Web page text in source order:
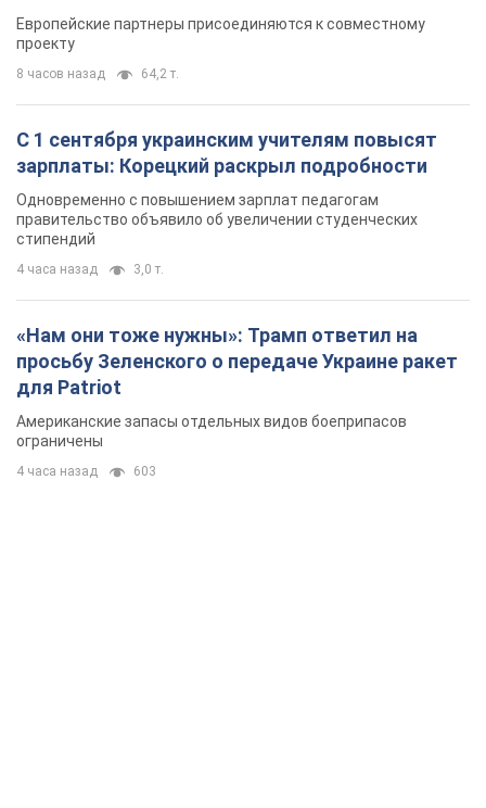
Видео
Европейские партнеры присоединяются к совместному
проекту
8 часов назад 64,2 т.
С 1 сентября украинским учителям повысят
зарплаты: Корецкий раскрыл подробности
Одновременно с повышением зарплат педагогам
правительство объявило об увеличении студенческих
стипендий
4 часа назад 3,0 т.
«Нам они тоже нужны»: Трамп ответил на
просьбу Зеленского о передаче Украине ракет
для Patriot
Американские запасы отдельных видов боеприпасов
ограничены
4 часа назад 603